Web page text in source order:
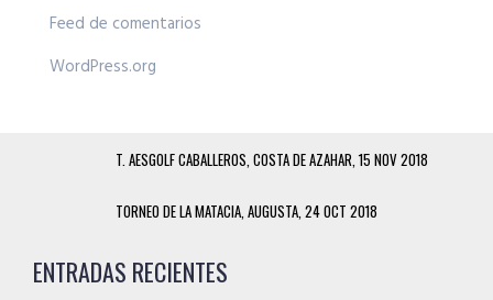
Feed de comentarios
WordPress.org
T. AESGOLF CABALLEROS, COSTA DE AZAHAR, 15 NOV 2018
TORNEO DE LA MATACIA, AUGUSTA, 24 OCT 2018
ENTRADAS RECIENTES